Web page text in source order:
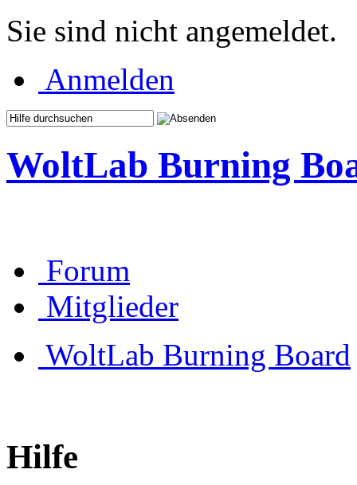
Sie sind nicht angemeldet.
Anmelden
WoltLab Burning
Forum
Mitglieder
WoltLab Burning Board
Hilfe